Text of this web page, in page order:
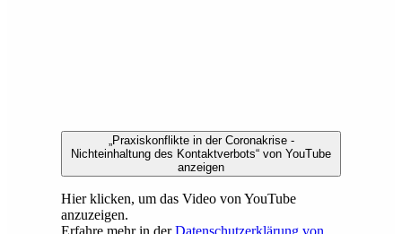
„Praxiskonflikte in der Coronakrise -
Nichteinhaltung des Kontaktverbots“ von YouTube
anzeigen
Hier klicken, um das Video von YouTube
anzuzeigen.
Erfahre mehr in derDatenschutzerklärung von